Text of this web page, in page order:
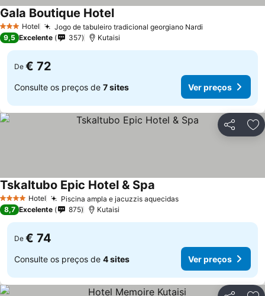
3 EstrelasHotel Jogo de tabuleiro tradicional georgiano Nardi
Gala Boutique Hotel
9,5 Excelente 357 Kutaisi
De € 72
Consulte os preços de 7 sites Ver preços
Partilhar
4 EstrelasHotel Piscina ampla e jacuzzis aquecidas
Tskaltubo Epic Hotel & Spa
8,7 Excelente 875 Kutaisi
De € 74
Consulte os preços de 4 sites Ver preços